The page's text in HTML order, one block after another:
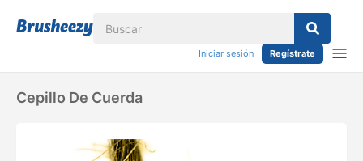
Iniciar sesión Regístrate
Cepillo De Cuerda